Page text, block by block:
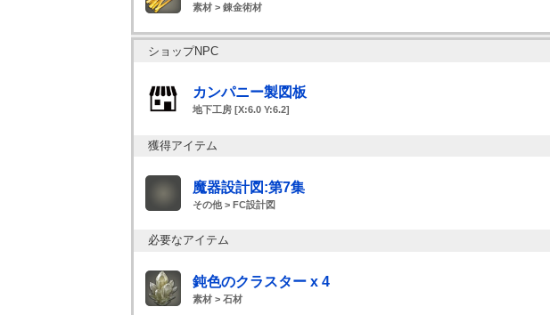
素材 > 錬金術材
ショップNPC
カンパニー製図板
地下工房 [X:6.0 Y:6.2]
獲得アイテム
魔器設計図:第7集
その他 > FC設計図
必要なアイテム
鈍色のクラスター x 4
素材 > 石材